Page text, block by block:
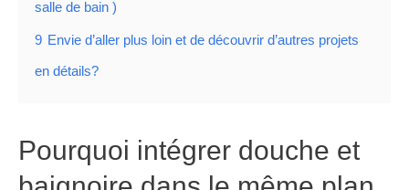
salle de bain )
9 Envie d’aller plus loin et de découvrir d’autres projets
en détails?
Pourquoi intégrer douche et